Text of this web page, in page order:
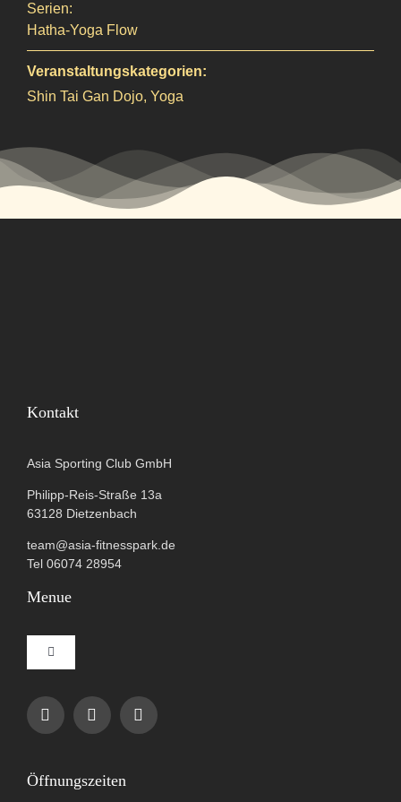
Serien:
Hatha-Yoga Flow
Veranstaltungskategorien:
Shin Tai Gan Dojo, Yoga
Kontakt
Asia Sporting Club GmbH
Philipp-Reis-Straße 13a
63128 Dietzenbach
team@asia-fitnesspark.de
Tel 06074 28954
Menue
Toggle
Navigation
Impressum
Öffnungszeiten